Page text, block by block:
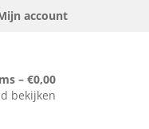
account
– €0,00
bekijken